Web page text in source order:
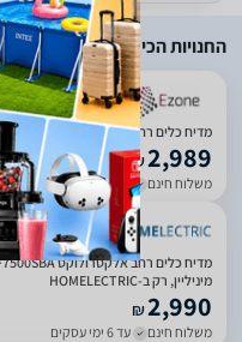
החנויות הכי זולות
4.41
(
מדיח כלים ‏רחב Electrolux EBF7500SBA אלקטרולוקס
₪2,989
משלוח חינם עד 5 ימי עסקים
5
(
272
)
מיניליין, רק ב-HOMELECTRIC
₪2,990
משלוח חינם עד 6 ימי עסקים